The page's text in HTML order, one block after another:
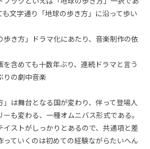
も文字通り「地球の歩き方」に沿って歩い
歩き方」ドラマ化にあたり、音楽制作の依
含めても十数年ぶり、連続ドラマと言う
りの劇中音楽
」は舞台となる国が変わり、伴って登場人
も変わる、一種オムニバス形式である。
イストがしっかりとあるので、共通項と差
っていくのは初めての経験ながらたいへん